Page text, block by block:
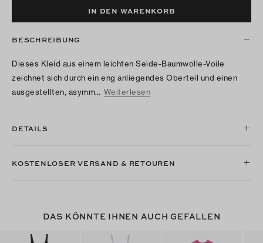
IN DEN WARENKORB
BESCHREIBUNG
Dieses Kleid aus einem leichten Seide-Baumwolle-Voile
zeichnet sich durch ein eng anliegendes Oberteil und einen
ausgestellten, asymm… Weiterlesen
DETAILS
KOSTENLOSER VERSAND & RETOUREN
DAS KÖNNTE IHNEN AUCH GEFALLEN